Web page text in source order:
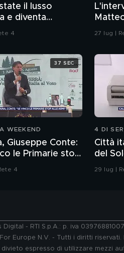
il lusso
e diventa
4 27 lug |
WEEKEND
Giuseppe Conte:
le Primarie stop
4
37 SEC
4 DI
Città
del
29 lug |
- RTI S.p.A.: p. iva
Europe N.V. - Tutti i diritti
espresso di utilizzare mezzi